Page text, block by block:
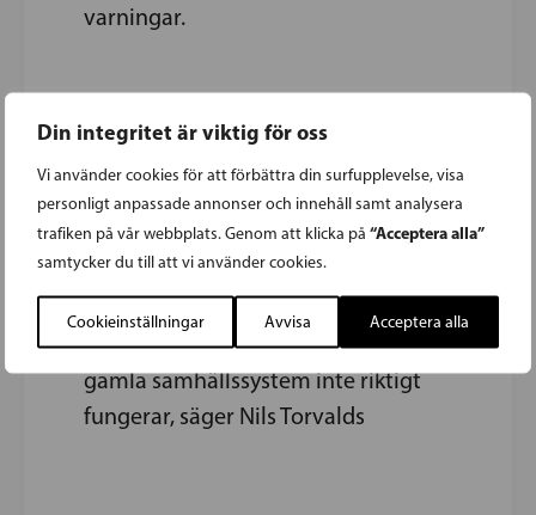
Din integritet är viktig för oss
Vi använder cookies för att förbättra din surfupplevelse, visa
personligt anpassade annonser och innehåll samt analysera
trafiken på vår webbplats. Genom att klicka på “Acceptera alla”
samtycker du till att vi använder cookies.
Cookieinställningar Avvisa Acceptera alla
varningar.
20.04.2020
ATT LYSSNA GENOM ALLT OLJUD
Det finns ett otal orsaker till att
gamla samhällssystem inte riktigt
fungerar, säger Nils Torvalds